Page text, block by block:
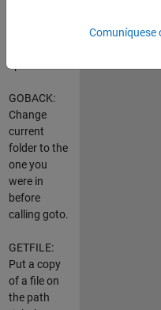
GOBACK:
Change
current
folder to the
one you
were in
before
calling goto.
GETFILE:
Put a copy
of a file on
the path
Comuníquese